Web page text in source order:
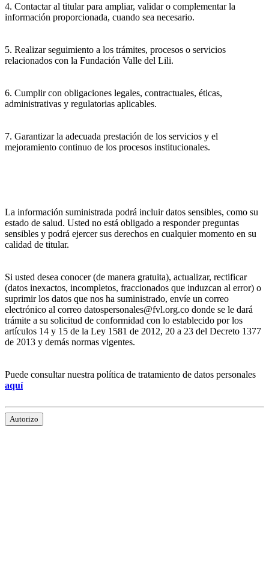
4. Contactar al titular para ampliar, validar o complementar la
información proporcionada, cuando sea necesario.
5. Realizar seguimiento a los trámites, procesos o servicios
relacionados con la Fundación Valle del Lili.
6. Cumplir con obligaciones legales, contractuales, éticas,
administrativas y regulatorias aplicables.
7. Garantizar la adecuada prestación de los servicios y el
mejoramiento continuo de los procesos institucionales.
La información suministrada podrá incluir datos sensibles, como su
estado de salud. Usted no está obligado a responder preguntas
sensibles y podrá ejercer sus derechos en cualquier momento en su
calidad de titular.
Si usted desea conocer (de manera gratuita), actualizar, rectificar
(datos inexactos, incompletos, fraccionados que induzcan al error) o
suprimir los datos que nos ha suministrado, envíe un correo
electrónico al correo datospersonales@fvl.org.co donde se le dará
trámite a su solicitud de conformidad con lo establecido por los
artículos 14 y 15 de la Ley 1581 de 2012, 20 a 23 del Decreto 1377
de 2013 y demás normas vigentes.
Puede consultar nuestra política de tratamiento de datos personales
aquí
Autorizo